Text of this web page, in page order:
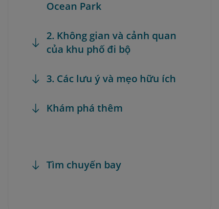
Ocean Park
2. Không gian và cảnh quan
của khu phố đi bộ
3. Các lưu ý và mẹo hữu ích
Khám phá thêm
Tìm chuyến bay